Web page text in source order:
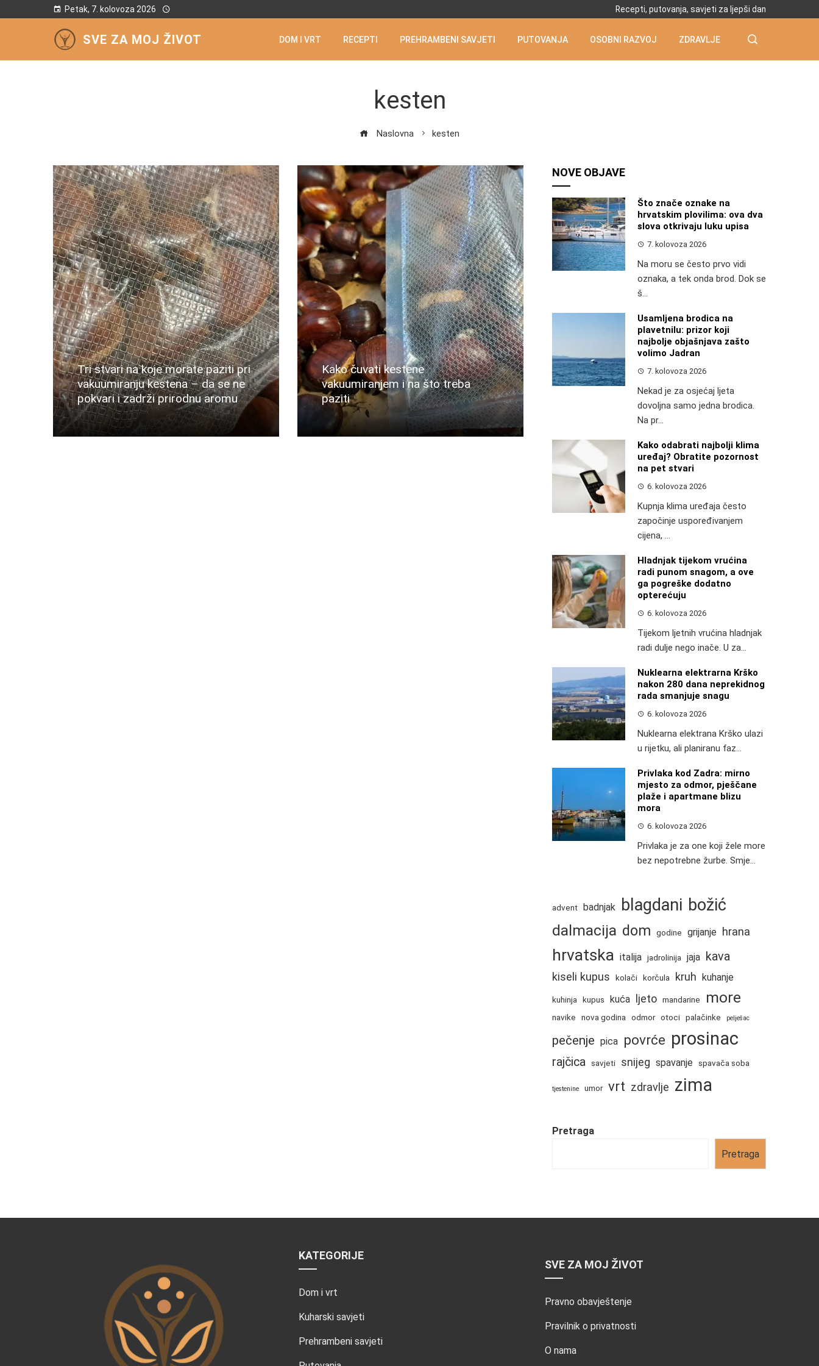
Petak, 7. kolovoza 2026 Recepti, putovanja, savjeti za ljepši dan
SVE ZA MOJ ŽIVOT DOM I VRT RECEPTI PREHRAMBENI SAVJETI PUTOVANJA OSOBNI RAZVOJ ZDRAVLJE
kesten
Naslovna kesten
Tri stvari na koje morate paziti pri
vakuumiranju kestena – da se ne
pokvari i zadrži prirodnu aromu
Više
Kako čuvati kestene
vakuumiranjem i na što treba
paziti
Više
NOVE OBJAVE
Što znače oznake na
hrvatskim plovilima: ova dva
slova otkrivaju luku upisa
7. kolovoza 2026
Na moru se često prvo vidi
oznaka, a tek onda brod. Dok se
š...
Usamljena brodica na
plavetnilu: prizor koji
najbolje objašnjava zašto
volimo Jadran
7. kolovoza 2026
Nekad je za osjećaj ljeta
dovoljna samo jedna brodica.
Na pr...
Kako odabrati najbolji klima
uređaj? Obratite pozornost
na pet stvari
6. kolovoza 2026
Kupnja klima uređaja često
započinje uspoređivanjem
cijena, ...
Hladnjak tijekom vrućina
radi punom snagom, a ove
ga pogreške dodatno
opterećuju
6. kolovoza 2026
Tijekom ljetnih vrućina hladnjak
radi dulje nego inače. U za...
Nuklearna elektrarna Krško
nakon 280 dana neprekidnog
rada smanjuje snagu
6. kolovoza 2026
Nuklearna elektrana Krško ulazi
u rijetku, ali planiranu faz...
Privlaka kod Zadra: mirno
mjesto za odmor, pješčane
plaže i apartmane blizu
mora
6. kolovoza 2026
Privlaka je za one koji žele more
bez nepotrebne žurbe. Smje...
advent badnjak blagdani božić
dalmacija dom godine grijanje hrana
hrvatska italija jadrolinija jaja kava
kiseli kupus kolači korčula kruh kuhanje
kuhinja kupus kuća ljeto mandarine more
navike nova godina odmor otoci palačinke pelješac
pečenje pica povrće prosinac
rajčica savjeti snijeg spavanje spavača soba
tjestenine umor vrt zdravlje zima
Pretraga
Pretraga
KATEGORIJE
Dom i vrt
Kuharski savjeti
Prehrambeni savjeti
SVE ZA MOJ ŽIVOT
Pravno obavještenje
Pravilnik o privatnosti
O nama